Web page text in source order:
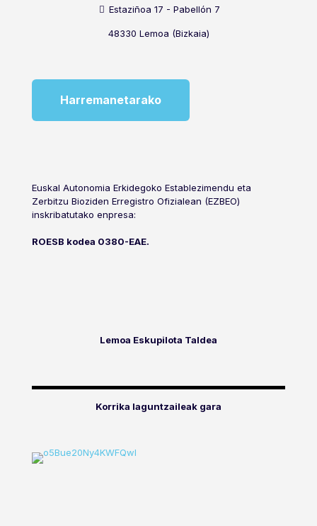
Estaziñoa 17 - Pabellón 7
48330 Lemoa (Bizkaia)
Harremanetarako
Euskal Autonomia Erkidegoko Establezimendu eta
Zerbitzu Bioziden Erregistro Ofizialean (EZBEO)
inskribatutako enpresa:
ROESB kodea 0380-EAE.
Lemoa Eskupilota Taldea
Korrika laguntzaileak gara